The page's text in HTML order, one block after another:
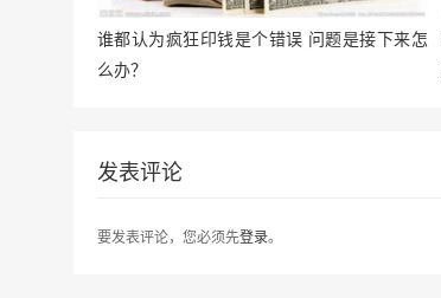
谁都认为疯狂印钱是个错误 问题是接下来怎
么办？
发表评论
要发表评论，您必须先登录。